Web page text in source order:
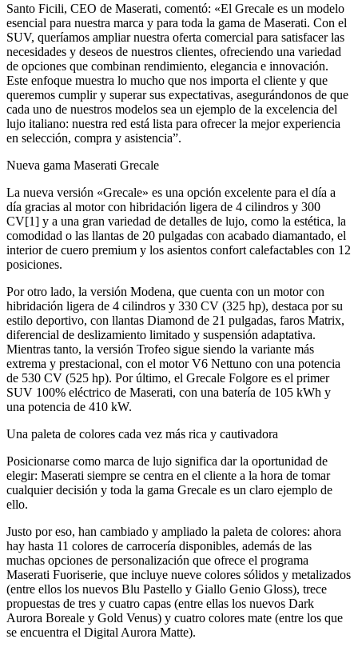
Santo Ficili, CEO de Maserati, comentó: «El Grecale es un modelo
esencial para nuestra marca y para toda la gama de Maserati. Con el
SUV, queríamos ampliar nuestra oferta comercial para satisfacer las
necesidades y deseos de nuestros clientes, ofreciendo una variedad
de opciones que combinan rendimiento, elegancia e innovación.
Este enfoque muestra lo mucho que nos importa el cliente y que
queremos cumplir y superar sus expectativas, asegurándonos de que
cada uno de nuestros modelos sea un ejemplo de la excelencia del
lujo italiano: nuestra red está lista para ofrecer la mejor experiencia
en selección, compra y asistencia”.
Nueva gama Maserati Grecale
La nueva versión «Grecale» es una opción excelente para el día a
día gracias al motor con hibridación ligera de 4 cilindros y 300
CV[1] y a una gran variedad de detalles de lujo, como la estética, la
comodidad o las llantas de 20 pulgadas con acabado diamantado, el
interior de cuero premium y los asientos confort calefactables con 12
posiciones.
Por otro lado, la versión Modena, que cuenta con un motor con
hibridación ligera de 4 cilindros y 330 CV (325 hp), destaca por su
estilo deportivo, con llantas Diamond de 21 pulgadas, faros Matrix,
diferencial de deslizamiento limitado y suspensión adaptativa.
Mientras tanto, la versión Trofeo sigue siendo la variante más
extrema y prestacional, con el motor V6 Nettuno con una potencia
de 530 CV (525 hp). Por último, el Grecale Folgore es el primer
SUV 100% eléctrico de Maserati, con una batería de 105 kWh y
una potencia de 410 kW.
Una paleta de colores cada vez más rica y cautivadora
Posicionarse como marca de lujo significa dar la oportunidad de
elegir: Maserati siempre se centra en el cliente a la hora de tomar
cualquier decisión y toda la gama Grecale es un claro ejemplo de
ello.
Justo por eso, han cambiado y ampliado la paleta de colores: ahora
hay hasta 11 colores de carrocería disponibles, además de las
muchas opciones de personalización que ofrece el programa
Maserati Fuoriserie, que incluye nueve colores sólidos y metalizados
(entre ellos los nuevos Blu Pastello y Giallo Genio Gloss), trece
propuestas de tres y cuatro capas (entre ellas los nuevos Dark
Aurora Boreale y Gold Venus) y cuatro colores mate (entre los que
se encuentra el Digital Aurora Matte).